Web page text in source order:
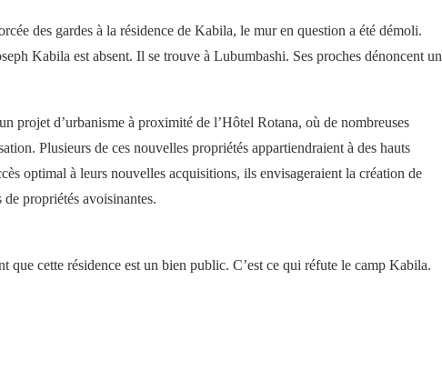
des gardes à la résidence de Kabila, le mur en question a été démoli.
Kabila est absent. Il se trouve à Lubumbashi. Ses proches dénoncent un
projet d’urbanisme à proximité de l’Hôtel Rotana, où de nombreuses
Plusieurs de ces nouvelles propriétés appartiendraient à des hauts
optimal à leurs nouvelles acquisitions, ils envisageraient la création de
propriétés avoisinantes.
que cette résidence est un bien public. C’est ce qui réfute le camp Kabila.